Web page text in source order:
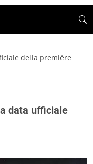
della première
data ufficiale